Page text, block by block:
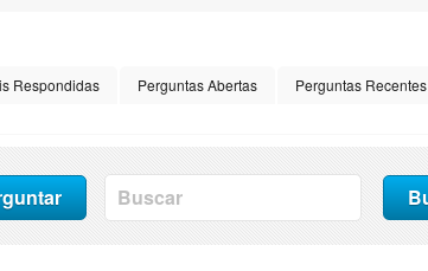
Respondidas Perguntas Abertas Perguntas Recentes